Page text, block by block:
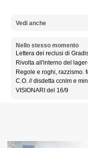
Vedi anche
Nello stesso momento
Lettera dei reclusi di
Rivolta all'interno del
Regole e roghi, razzismo.
C.O. // disdetta ccnlm e
VISIONARI del 16/9